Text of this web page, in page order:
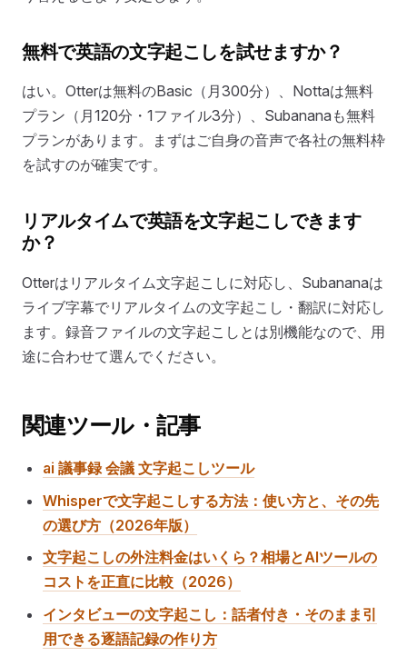
無料で英語の文字起こしを試せますか？
はい。Otterは無料のBasic（月300分）、Nottaは無料
プラン（月120分・1ファイル3分）、Subananaも無料
プランがあります。まずはご自身の音声で各社の無料枠
を試すのが確実です。
リアルタイムで英語を文字起こしできます
か？
Otterはリアルタイム文字起こしに対応し、Subananaは
ライブ字幕でリアルタイムの文字起こし・翻訳に対応し
ます。録音ファイルの文字起こしとは別機能なので、用
途に合わせて選んでください。
関連ツール・記事
ai 議事録 会議 文字起こしツール
Whisperで文字起こしする方法：使い方と、その先
の選び方（2026年版）
文字起こしの外注料金はいくら？相場とAIツールの
コストを正直に比較（2026）
インタビューの文字起こし：話者付き・そのまま引
用できる逐語記録の作り方